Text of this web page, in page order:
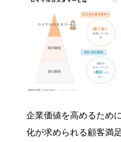
企業価値を高めるため
化が求められる顧客満